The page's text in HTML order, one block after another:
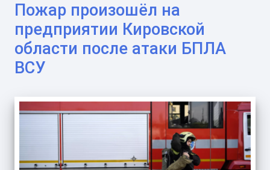
Пожар произошёл на
предприятии Кировской
области после атаки БПЛА
ВСУ